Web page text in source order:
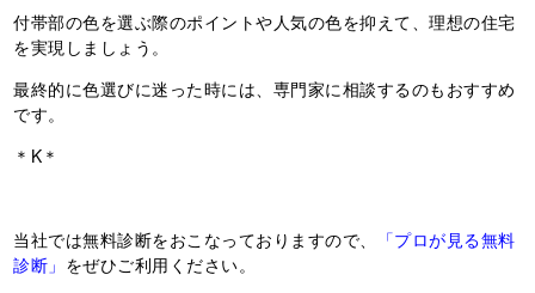
付帯部の色を選ぶ際のポイントや人気の色を抑えて、理想の住宅
を実現しましょう。
最終的に色選びに迷った時には、専門家に相談するのもおすすめ
です。
＊K＊
当社では無料診断をおこなっておりますので、
「プロが見る無料
診断」 をぜひご利用ください。